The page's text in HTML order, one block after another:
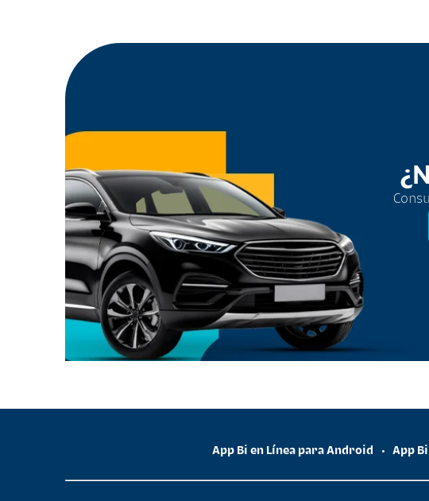
App Bi en Línea para Android • App